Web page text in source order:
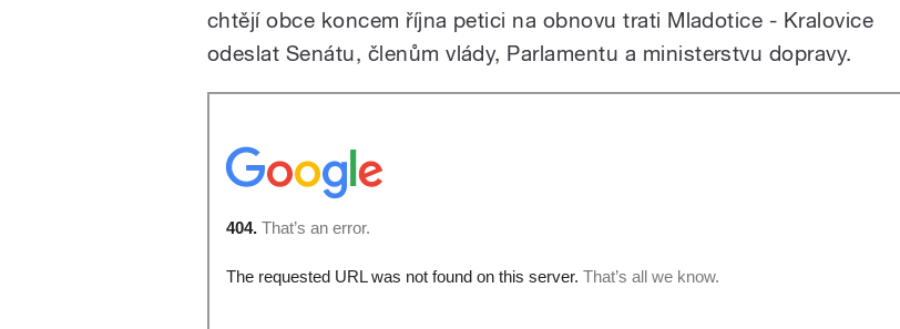
chtějí obce koncem října petici na obnovu trati Mladotice - Kralovice
odeslat Senátu, členům vlády, Parlamentu a ministerstvu dopravy.